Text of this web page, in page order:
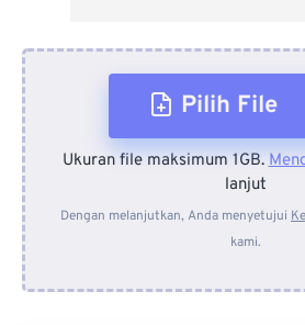
Pilih File
Dari
Dari Dropbox
Ukuran file maksimum 1GB.
lanjut
Dengan melanjutkan, Anda menyetujui
kami.